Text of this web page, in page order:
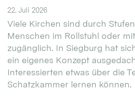
22. Juli 2026
Viele Kirchen sind durch
Menschen im Rollstuhl oder
zugänglich. In Siegburg hat
ein eigenes Konzept
Interessierten etwas über die
Schatzkammer lernen können.